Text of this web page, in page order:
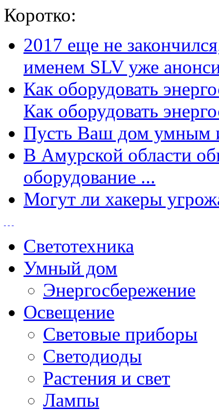
Коротко:
2017 еще не
именем SLV уже
Как оборудовать
Как оборудовать
Пусть Ваш дом умным
В Амурской области
оборудование ...
Могут ли хакеры
Светотехника
Умный дом
Энергосбережение
Освещение
Световые приборы
Светодиоды
Растения и свет
Лампы